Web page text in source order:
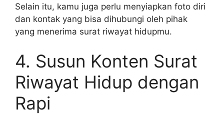
Selain itu, kamu juga perlu menyiapkan foto diri
dan kontak yang bisa dihubungi oleh pihak
yang menerima surat riwayat hidupmu.
4. Susun Konten Surat
Riwayat Hidup dengan
Rapi